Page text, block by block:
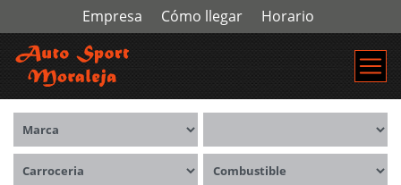
Empresa Cómo llegar Horario
Marca
Carrocerías Combustible